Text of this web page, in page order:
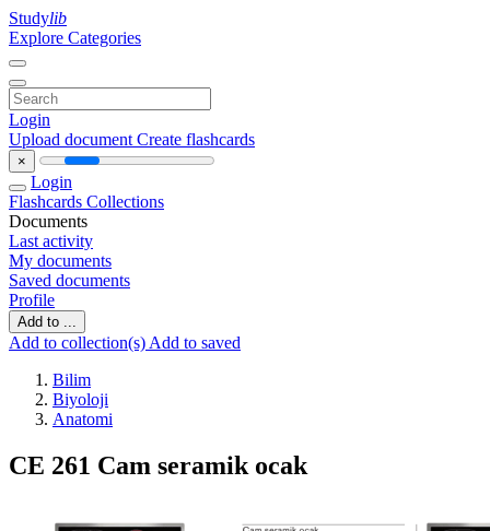
Studylib
Explore Categories
Login
Upload document Create flashcards
×
Login
Flashcards Collections
Documents
Last activity
My documents
Saved documents
Profile
Add to ...
Add to collection(s) Add to saved
Bilim
Biyoloji
Anatomi
CE 261 Cam seramik ocak